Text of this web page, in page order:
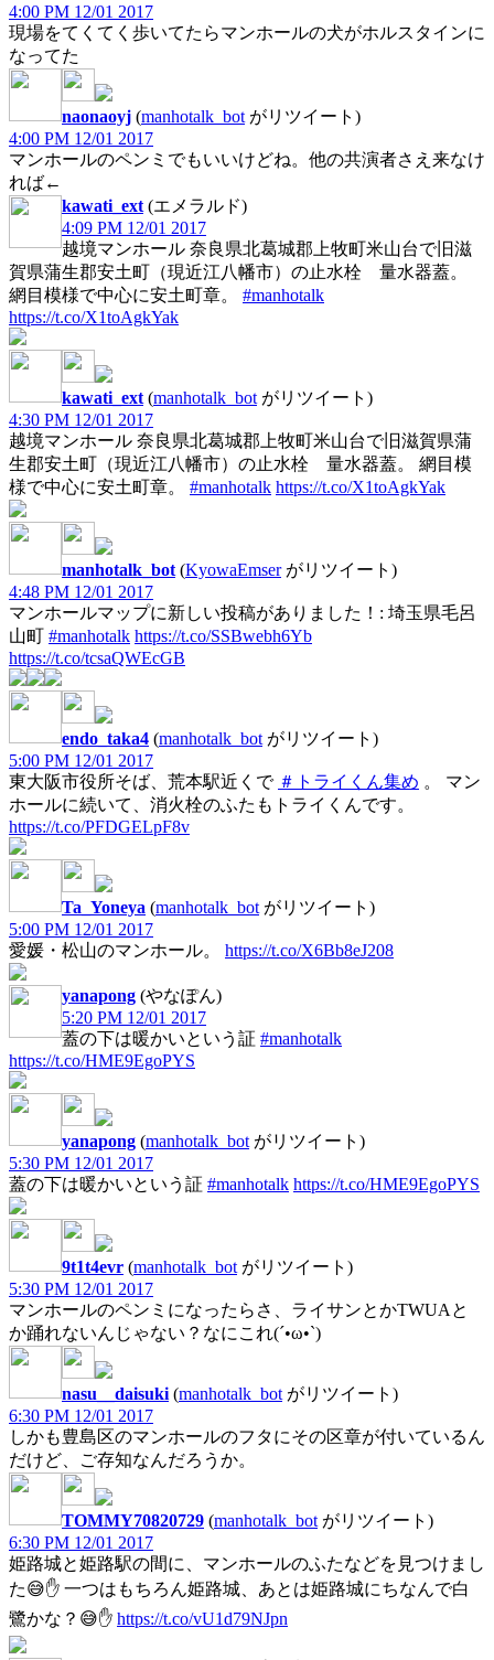
4:00 PM 12/01 2017
現場をてくてく歩いてたらマンホールの犬がホルスタインに
なってた
naonaoyj (manhotalk_bot がリツイート)
4:00 PM 12/01 2017
マンホールのペンミでもいいけどね。他の共演者さえ来なけ
れば←
kawati_ext (エメラルド)
4:09 PM 12/01 2017
越境マンホール 奈良県北葛城郡上牧町米山台で旧滋
賀県蒲生郡安土町（現近江八幡市）の止水栓 量水器蓋。
網目模様で中心に安土町章。 #manhotalk
https://t.co/X1toAgkYak
kawati_ext (manhotalk_bot がリツイート)
4:30 PM 12/01 2017
越境マンホール 奈良県北葛城郡上牧町米山台で旧滋賀県蒲
生郡安土町（現近江八幡市）の止水栓 量水器蓋。 網目模
様で中心に安土町章。 #manhotalk https://t.co/X1toAgkYak
manhotalk_bot (KyowaEmserがリツイート)
4:48 PM 12/01 2017
マンホールマップに新しい投稿がありました！: 埼玉県毛呂
山町 #manhotalk https://t.co/SSBwebh6Yb
https://t.co/tcsaQWEcGB
endo_taka4 (manhotalk_bot がリツイート)
5:00 PM 12/01 2017
東大阪市役所そば、荒本駅近くで ＃トライくん集め 。 マン
ホールに続いて、消火栓のふたもトライくんです。
https://t.co/PFDGELpF8v
Ta_Yoneya (manhotalk_bot がリツイート)
5:00 PM 12/01 2017
愛媛・松山のマンホール。 https://t.co/X6Bb8eJ208
yanapong (やなぽん)
5:20 PM 12/01 2017
蓋の下は暖かいという証 #manhotalk
https://t.co/HME9EgoPYS
yanapong (manhotalk_bot がリツイート)
5:30 PM 12/01 2017
蓋の下は暖かいという証 #manhotalk https://t.co/HME9EgoPYS
9t1t4evr (manhotalk_bot がリツイート)
5:30 PM 12/01 2017
マンホールのペンミになったらさ、ライサンとかTWUAと
か踊れないんじゃない？なにこれ(´•ω•`)
nasu__daisuki (manhotalk_bot がリツイート)
6:30 PM 12/01 2017
しかも豊島区のマンホールのフタにその区章が付いているん
だけど、ご存知なんだろうか。
TOMMY70820729 (manhotalk_bot がリツイート)
6:30 PM 12/01 2017
姫路城と姫路駅の間に、マンホールのふたなどを見つけまし
た😅✋️ 一つはもちろん姫路城、あとは姫路城にちなんで白
鷺かな？😅✋️ https://t.co/vU1d79NJpn